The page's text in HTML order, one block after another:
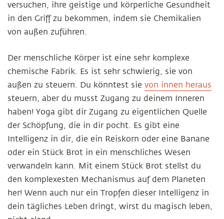
versuchen, ihre geistige und körperliche Gesundheit
in den Griff zu bekommen, indem sie Chemikalien
von außen zuführen.
Der menschliche Körper ist eine sehr komplexe
chemische Fabrik. Es ist sehr schwierig, sie von
außen zu steuern. Du könntest sie von innen heraus
steuern, aber du musst Zugang zu deinem Inneren
haben! Yoga gibt dir Zugang zu eigentlichen Quelle
der Schöpfung, die in dir pocht. Es gibt eine
Intelligenz in dir, die ein Reiskorn oder eine Banane
oder ein Stück Brot in ein menschliches Wesen
verwandeln kann. Mit einem Stück Brot stellst du
den komplexesten Mechanismus auf dem Planeten
her! Wenn auch nur ein Tropfen dieser Intelligenz in
dein tägliches Leben dringt, wirst du magisch leben,